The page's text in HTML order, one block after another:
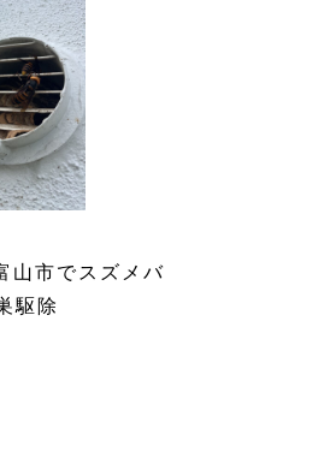
山市でスズメバ
駆除